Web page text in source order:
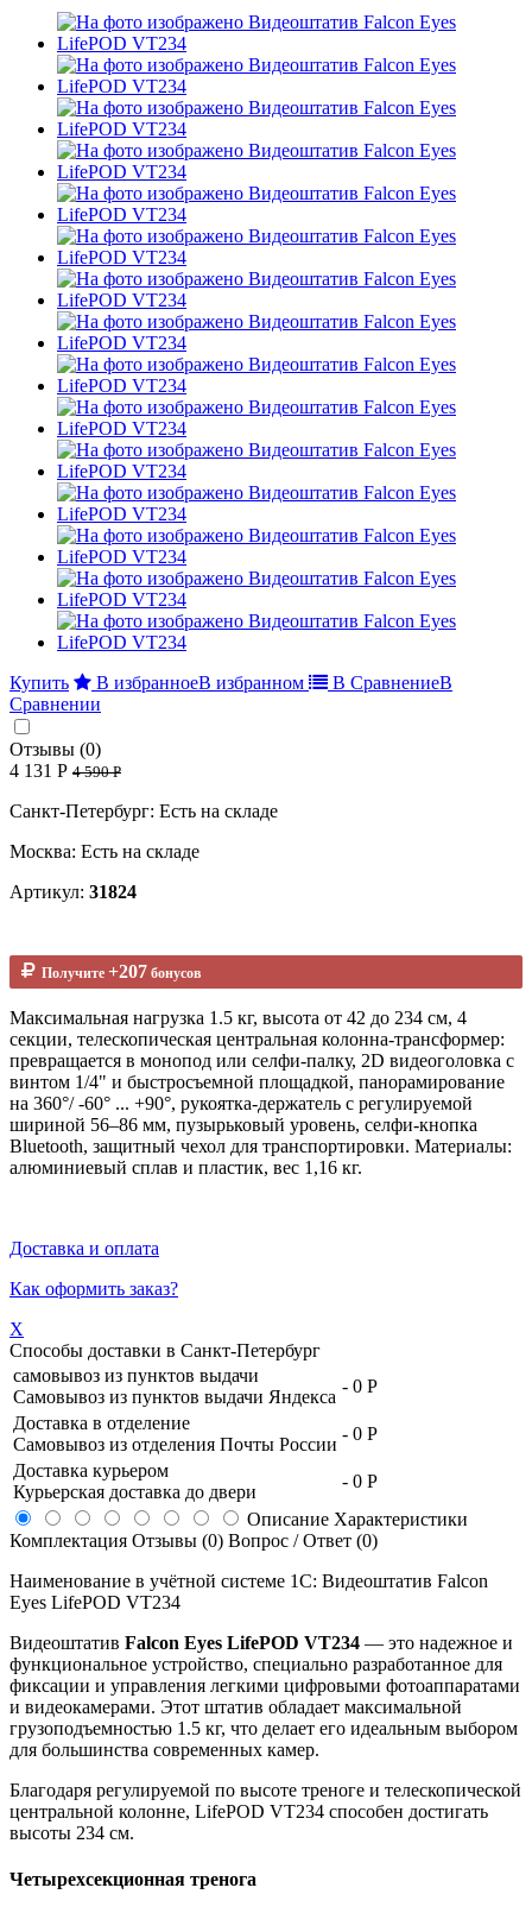
Купить В избранноеВ избранном В СравнениеВ
Сравнении
Отзывы (0)
4 131 Р 4 590 Р
Санкт-Петербург: Есть на складе
Москва: Есть на складе
Артикул: 31824
Получите +207 бонусов
Максимальная нагрузка 1.5 кг, высота от 42 до 234 см, 4
секции, телескопическая центральная колонна-трансформер:
превращается в монопод или селфи-палку, 2D видеоголовка с
винтом 1/4" и быстросъемной площадкой, панорамирование
на 360°/ -60° ... +90°, рукоятка-держатель с регулируемой
шириной 56–86 мм, пузырьковый уровень, селфи-кнопка
Bluetooth, защитный чехол для транспортировки. Материалы:
алюминиевый сплав и пластик, вес 1,16 кг.
Доставка и оплата
Как оформить заказ?
X
Способы доставки в Санкт-Петербург
самовывоз из пунктов выдачи
Самовывоз из пунктов выдачи Яндекса
- 0 Р
Доставка в отделение
Самовывоз из отделения Почты России
- 0 Р
Доставка курьером
Курьерская доставка до двери
- 0 Р
Описание Характеристики
Комплектация Отзывы (0) Вопрос / Ответ (0)
Наименование в учётной системе 1С: Видеоштатив Falcon
Eyes LifePOD VT234
Видеоштатив Falcon Eyes LifePOD VT234 — это надежное и
функциональное устройство, специально разработанное для
фиксации и управления легкими цифровыми фотоаппаратами
и видеокамерами. Этот штатив обладает максимальной
грузоподъемностью 1.5 кг, что делает его идеальным выбором
для большинства современных камер.
Благодаря регулируемой по высоте треноге и телескопической
центральной колонне, LifePOD VT234 способен достигать
высоты 234 см.
Четырехсекционная тренога